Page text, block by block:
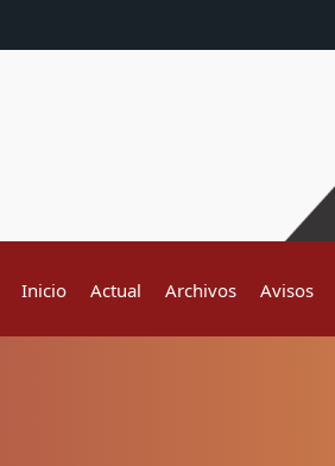
Inicio Actual Archivos Avisos